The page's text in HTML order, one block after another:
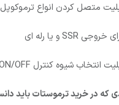
که در خرید ترموستات باید